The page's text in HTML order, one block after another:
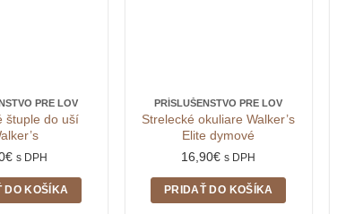
PRE LOV
štuple do uší
€ s DPH
DO KOŠÍKA
PRÍSLUŠENSTVO PRE LOV
Strelecké okuliare Walker’s
Elite dymové
16,90€ s DPH
PRIDAŤ DO KOŠÍKA